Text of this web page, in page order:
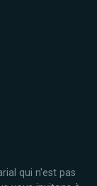
qui n'est pas